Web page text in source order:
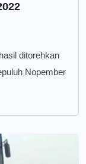
ditorehkan
Nopember